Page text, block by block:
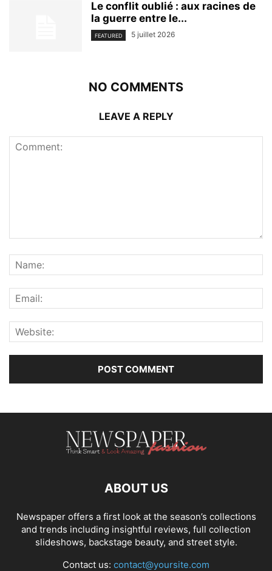
Le conflit oublié : aux racines de
la guerre entre le...
FEATURED 5 juillet 2026
NO COMMENTS
LEAVE A REPLY
ABOUT US
Newspaper offers a first look at the season’s collections
and trends including insightful reviews, full collection
slideshows, backstage beauty, and street style.
Contact us: contact@yoursite.com